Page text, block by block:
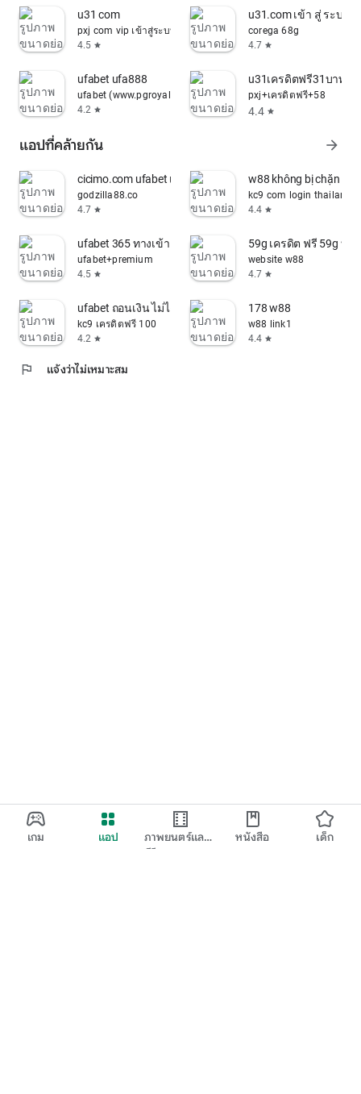
เกม แอป
ภาพยนตร์และ
ทีวี
หนังสือ เด็ก
u31 com
pxj com vip เข้าสู่ระบบ
4.5 star
u31.com เข้า สู่ ระบบ
corega 68g
4.7 star
ufabet ufa888
ufabet (www.pgroyal88.com)
4.2 star
u31เครดิตฟรี31บาท
pxj+เครดิตฟรี+58
4.4 star
แอปที่คล้ายกัน arrow_forward
cicimo.com ufabet เว็บตรง 777
godzilla88.co
4.7 star
w88 không bị chặn
kc9 com login thailand
4.4 star
ufabet 365 ทางเข้า
ufabet+premium
4.5 star
59g เครดิต ฟรี 59g ทาง
website w88
4.7 star
ufabet ถอนเงิน ไม่ได้
kc9 เครดิตฟรี 100
4.2 star
178 w88
w88 link1
4.4 star
flag แจ้งว่าไม่เหมาะสม